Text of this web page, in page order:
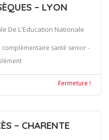
– LYON
De L'Education Nationale
complémentaire santé senior -
Fermeture !
– CHARENTE